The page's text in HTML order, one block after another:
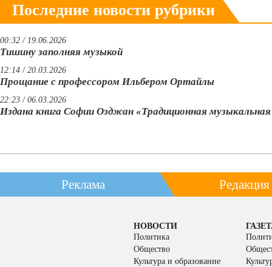
Последние новости рубрики
00:32 / 19.06.2026
Тишину заполняя музыкой
12:14 / 20.03.2026
Прощание с профессором Ильбером Ортайлы
22:23 / 06.03.2026
Издана книга Софии Озджан «Традиционная
Реклама Редакция
НОВОСТИ
Политика
Общество
Культура и образование